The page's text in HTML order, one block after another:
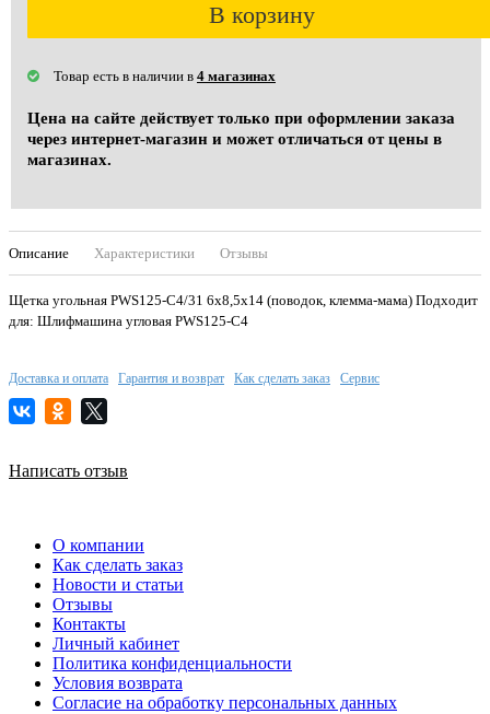
В корзину
Товар есть в наличии в 4 магазинах
Цена на сайте действует только при оформлении заказа
через интернет-магазин и может отличаться от цены в
магазинах.
Описание Характеристики Отзывы
Щетка угольная PWS125-C4/31 6х8,5х14 (поводок, клемма-мама) Подходит
для: Шлифмашина угловая PWS125-C4
Доставка и оплата Гарантия и возврат Как сделать заказ Сервис
Написать отзыв
О компании
Как сделать заказ
Новости и статьи
Отзывы
Контакты
Личный кабинет
Политика конфиденциальности
Условия возврата
Согласие на обработку персональных данных